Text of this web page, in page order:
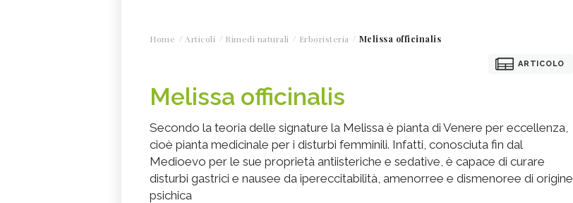
Home Articoli Rimedi naturali Erboristeria Melissa officinalis
ARTICOLO
Melissa officinalis
Secondo la teoria delle signature la Melissa è pianta di Venere per eccellenza,
cioè pianta medicinale per i disturbi femminili. Infatti, conosciuta fin dal
Medioevo per le sue proprietà antiisteriche e sedative, è capace di curare
disturbi gastrici e nausee da ipereccitabilità, amenorree e dismenoree di origine
psichica